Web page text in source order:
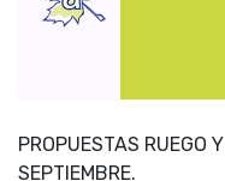
PROPUESTAS RUEGO
SEPTIEMBRE.